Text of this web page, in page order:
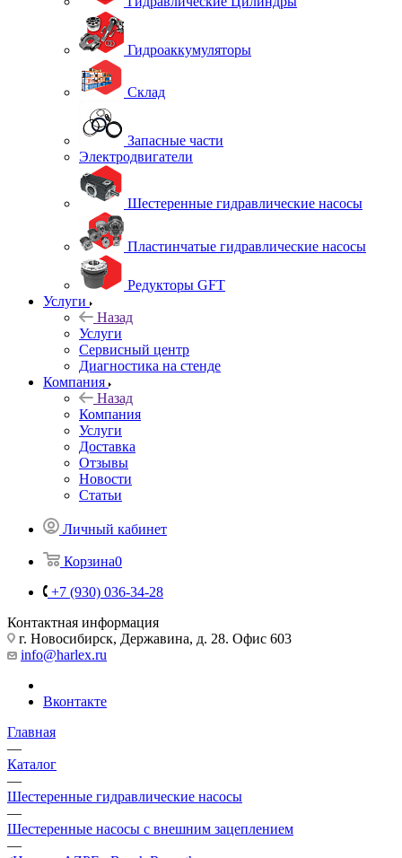
Гидроаккумуляторы
Склад
Запасные части
Электродвигатели
Шестеренные гидравлические насосы
Пластинчатые гидравлические насосы
Редукторы GFT
Услуги
Назад
Услуги
Сервисный центр
Диагностика на стенде
Компания
Назад
Компания
Услуги
Доставка
Отзывы
Новости
Статьи
Личный кабинет
Корзина0
+7 (930) 036-34-28
Контактная информация
г. Новосибирск, Державина, д. 28. Офис 603
info@harlex.ru
Вконтакте
Главная
—
Каталог
—
Шестеренные гидравлические насосы
—
Шестеренные насосы с внешним зацеплением
—